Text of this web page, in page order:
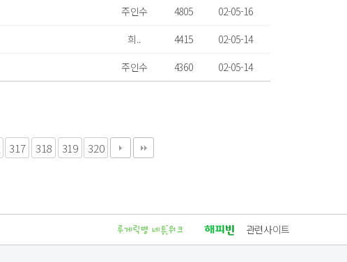
주인수 4805
02-05-16
희.. 4415
02-05-14
주인수 4360 02-05-14
317 318 319 320
관련사이트